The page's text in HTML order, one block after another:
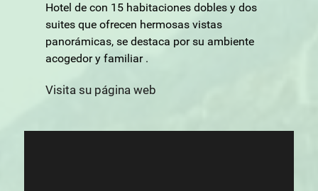
Hotel de con 15 habitaciones dobles y dos
suites que ofrecen hermosas vistas
panorámicas, se destaca por su ambiente
acogedor y familiar .
Visita su página web